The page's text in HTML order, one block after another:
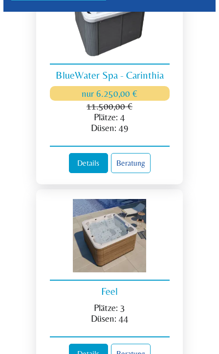
BlueWater Spa - Carinthia
nur 6.250,00 €
11.500,00 €
Plätze: 4
Düsen: 49
Details Beratung
Feel
Plätze: 3
Düsen: 44